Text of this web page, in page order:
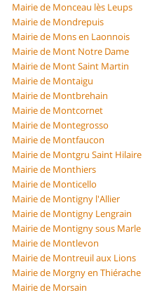
Mairie de Monceau lès Leups
Mairie de Mondrepuis
Mairie de Mons en Laonnois
Mairie de Mont Notre Dame
Mairie de Mont Saint Martin
Mairie de Montaigu
Mairie de Montbrehain
Mairie de Montcornet
Mairie de Montegrosso
Mairie de Montfaucon
Mairie de Montgru Saint Hilaire
Mairie de Monthiers
Mairie de Monticello
Mairie de Montigny l'Allier
Mairie de Montigny Lengrain
Mairie de Montigny sous Marle
Mairie de Montlevon
Mairie de Montreuil aux Lions
Mairie de Morgny en Thiérache
Mairie de Morsain